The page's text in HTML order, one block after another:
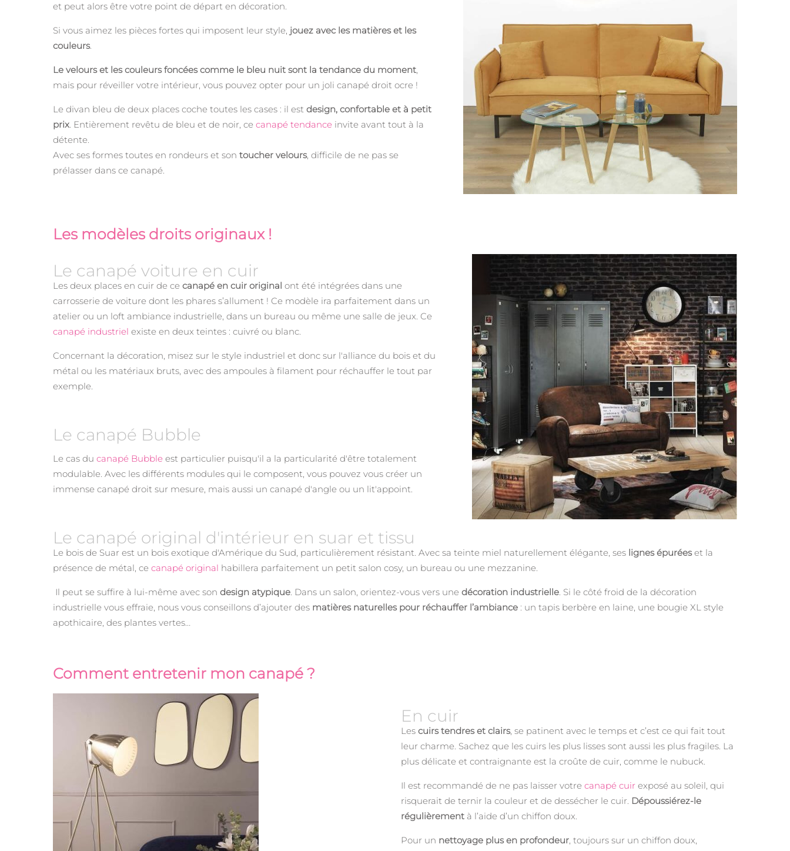
et peut alors être votre point de départ en décoration.
Si vous aimez les pièces fortes qui imposent leur style, jouez avec les matières et les
couleurs.
Le velours et les couleurs foncées comme le bleu nuit sont la tendance du moment,
mais pour réveiller votre intérieur, vous pouvez opter pour un joli canapé droit ocre !
Le divan bleu de deux places coche toutes les cases : il est design, confortable et à petit
prix. Entièrement revêtu de bleu et de noir, ce canapé tendance invite avant tout à la
détente.
Avec ses formes toutes en rondeurs et son toucher velours, difficile de ne pas se
prélasser dans ce canapé.
Les modèles droits originaux !
Le canapé voiture en cuir
Les deux places en cuir de ce canapé en cuir original ont été intégrées dans une
carrosserie de voiture dont les phares s’allument ! Ce modèle ira parfaitement dans un
atelier ou un loft ambiance industrielle, dans un bureau ou même une salle de jeux. Ce
canapé industriel existe en deux teintes : cuivré ou blanc.
Concernant la décoration, misez sur le style industriel et donc sur l'alliance du bois et du
métal ou les matériaux bruts, avec des ampoules à filament pour réchauffer le tout par
exemple.
Le canapé Bubble
Le cas du canapé Bubble est particulier puisqu'il a la particularité d'être totalement
modulable. Avec les différents modules qui le composent, vous pouvez vous créer un
immense canapé droit sur mesure, mais aussi un canapé d'angle ou un lit'appoint.
Le canapé original d'intérieur en suar et tissu
Le bois de Suar est un bois exotique d'Amérique du Sud, particulièrement résistant. Avec sa teinte miel naturellement élégante, ses lignes épuréeset la
présence de métal, ce canapé original habillera parfaitement un petit salon cosy, un bureau ou une mezzanine.
Il peut se suffire à lui-même avec son design atypique. Dans un salon, orientez-vous vers une décoration industrielle. Si le côté froid de la décoration
industrielle vous effraie, nous vous conseillons d’ajouter des matières naturelles pour réchauffer l’ambiance : un tapis berbère en laine, une bougie XL style
apothicaire, des plantes vertes…
Comment entretenir mon canapé ?
En cuir
Les cuirs tendres et clairs, se patinent avec le temps et c’est ce qui fait tout
leur charme. Sachez que les cuirs les plus lisses sont aussi les plus fragiles. La
plus délicate et contraignante est la croûte de cuir, comme le nubuck.
Il est recommandé de ne pas laisser votre canapé cuir exposé au soleil, qui
risquerait de ternir la couleur et de dessécher le cuir. Dépoussiérez-le
régulièrement à l’aide d’un chiffon doux.
Pour un nettoyage plus en profondeur, toujours sur un chiffon doux,